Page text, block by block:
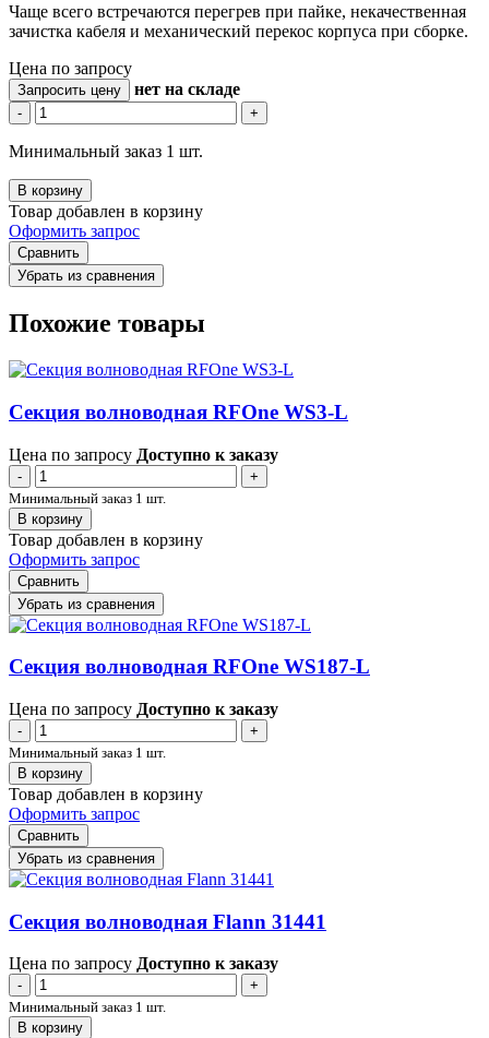
Чаще всего встречаются перегрев при пайке, некачественная
зачистка кабеля и механический перекос корпуса при сборке.
Цена по запросу
Запросить цену нет на складе
- +
Минимальный заказ 1 шт.
В корзину
Товар добавлен в корзину
Оформить запрос
Сравнить
Убрать из сравнения
Похожие товары
Секция волноводная RFOne WS3-L
Цена по запросу Доступно к заказу
-
+
Минимальный заказ 1 шт.
В корзину
Товар добавлен в корзину
Оформить запрос
Сравнить
Убрать из сравнения
Секция волноводная RFOne WS187-L
Цена по запросу Доступно к заказу
-
+
Минимальный заказ 1 шт.
В корзину
Товар добавлен в корзину
Оформить запрос
Сравнить
Убрать из сравнения
Секция волноводная Flann 31441
Цена по запросу Доступно к заказу
-
+
Минимальный заказ 1 шт.
В корзину